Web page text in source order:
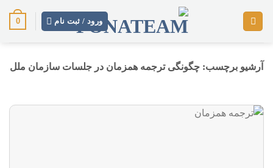
ورود / ثبت نام 0
آرشیو برچسب: چگونگی ترجمه همزمان در جلسات سازمان ملل